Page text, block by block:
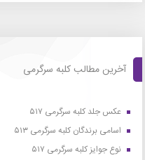
آخرین مطالب کلبه سرگرمی
عکس جلد کلبه سرگرمی ۵۱۷
اسامی برندگان کلبه سرگرمی ۵۱۳
نوع جوایز کلبه سرگرمی ۵۱۷